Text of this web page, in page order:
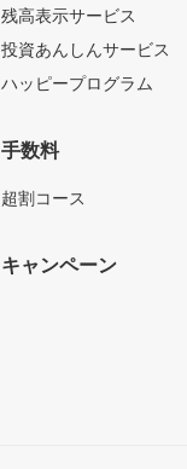
残高表示サービス
投資あんしんサービス
ハッピープログラム
手数料
超割コース
キャンペーン